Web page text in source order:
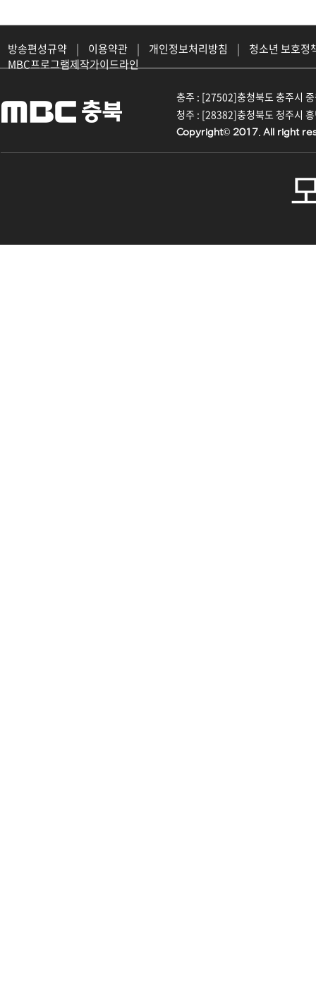
방송편성규약 | 이용약관 | 개인정보처리방침 |
청소년 보호정
MBC프로그램제작가이드라인
충주 : [27502]충청북도 충주시
청주 : [28382]충청북도 청주시
Copyright© 2017. All right